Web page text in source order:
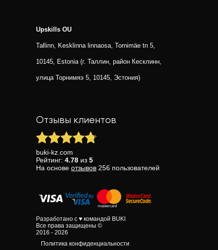
Upskills OU
Tallinn, Kesklinna linnaosa, Tornimäe tn 5,
10145, Estonia (г. Таллин, район Кесклинн,
улица Торнимяэ 5, 10145, Эстония)
Отзывы клиентов
buki-kz.com
Рейтинг: 4.78 из 5
На основе отзывов 256 пользователей
Разработано с ♥ командой BUKI
Все права защищены ©
2016 - 2026
Политика конфиденциальности